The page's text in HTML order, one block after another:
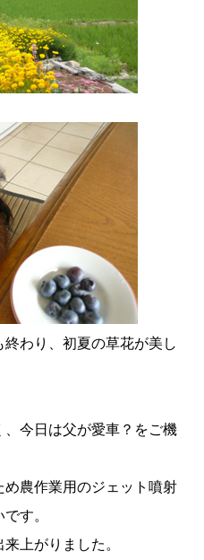
わり、初夏の草花が美し
今日は父が愛車？をご機
農作業用のジェット噴射
す。
上がりました。